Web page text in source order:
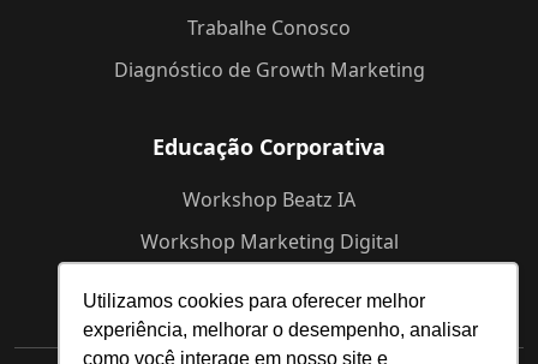
Utilizamos cookies para oferecer melhor
experiência, melhorar o desempenho, analisar
como você interage em nosso site e
Trabalhe Conosco
Diagnóstico de Growth Marketing
Educação Corporativa
Workshop Beatz IA
Workshop Marketing Digital